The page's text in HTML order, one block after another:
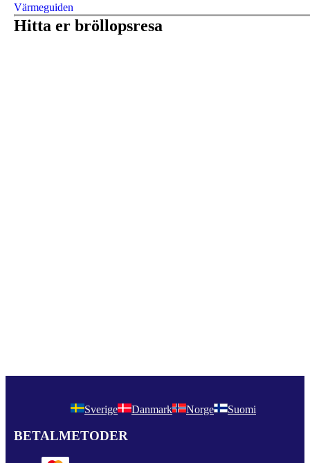
Värmeguiden
Hitta er bröllopsresa
Sverige Danmark Norge Suomi
BETALMETODER